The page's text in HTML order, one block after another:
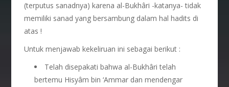
(terputus sanadnya) karena al-Bukhâri -katanya- tidak
memiliki sanad yang bersambung dalam hal hadits di
atas !
Untuk menjawab kekeliruan ini sebagai berikut :
Telah disepakati bahwa al-Bukhâri telah
bertemu Hisyâm bin ‘Ammar dan mendengar